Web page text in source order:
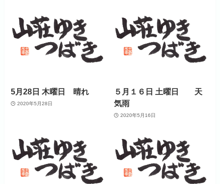
5月28日 木曜日 晴れ
2020年5月28日
５月１６日 土曜日 天
気雨
2020年5月16日